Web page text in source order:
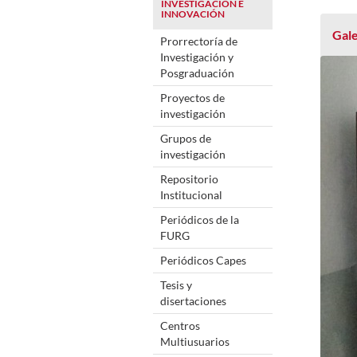
INVESTIGACIÓN E
INNOVACIÓN
Prorrectoría de
Investigación y
Posgraduación
Proyectos de
investigación
Grupos de
investigación
Repositorio
Institucional
Periódicos de la
FURG
Periódicos Capes
Tesis y
disertaciones
Centros
Multiusuarios